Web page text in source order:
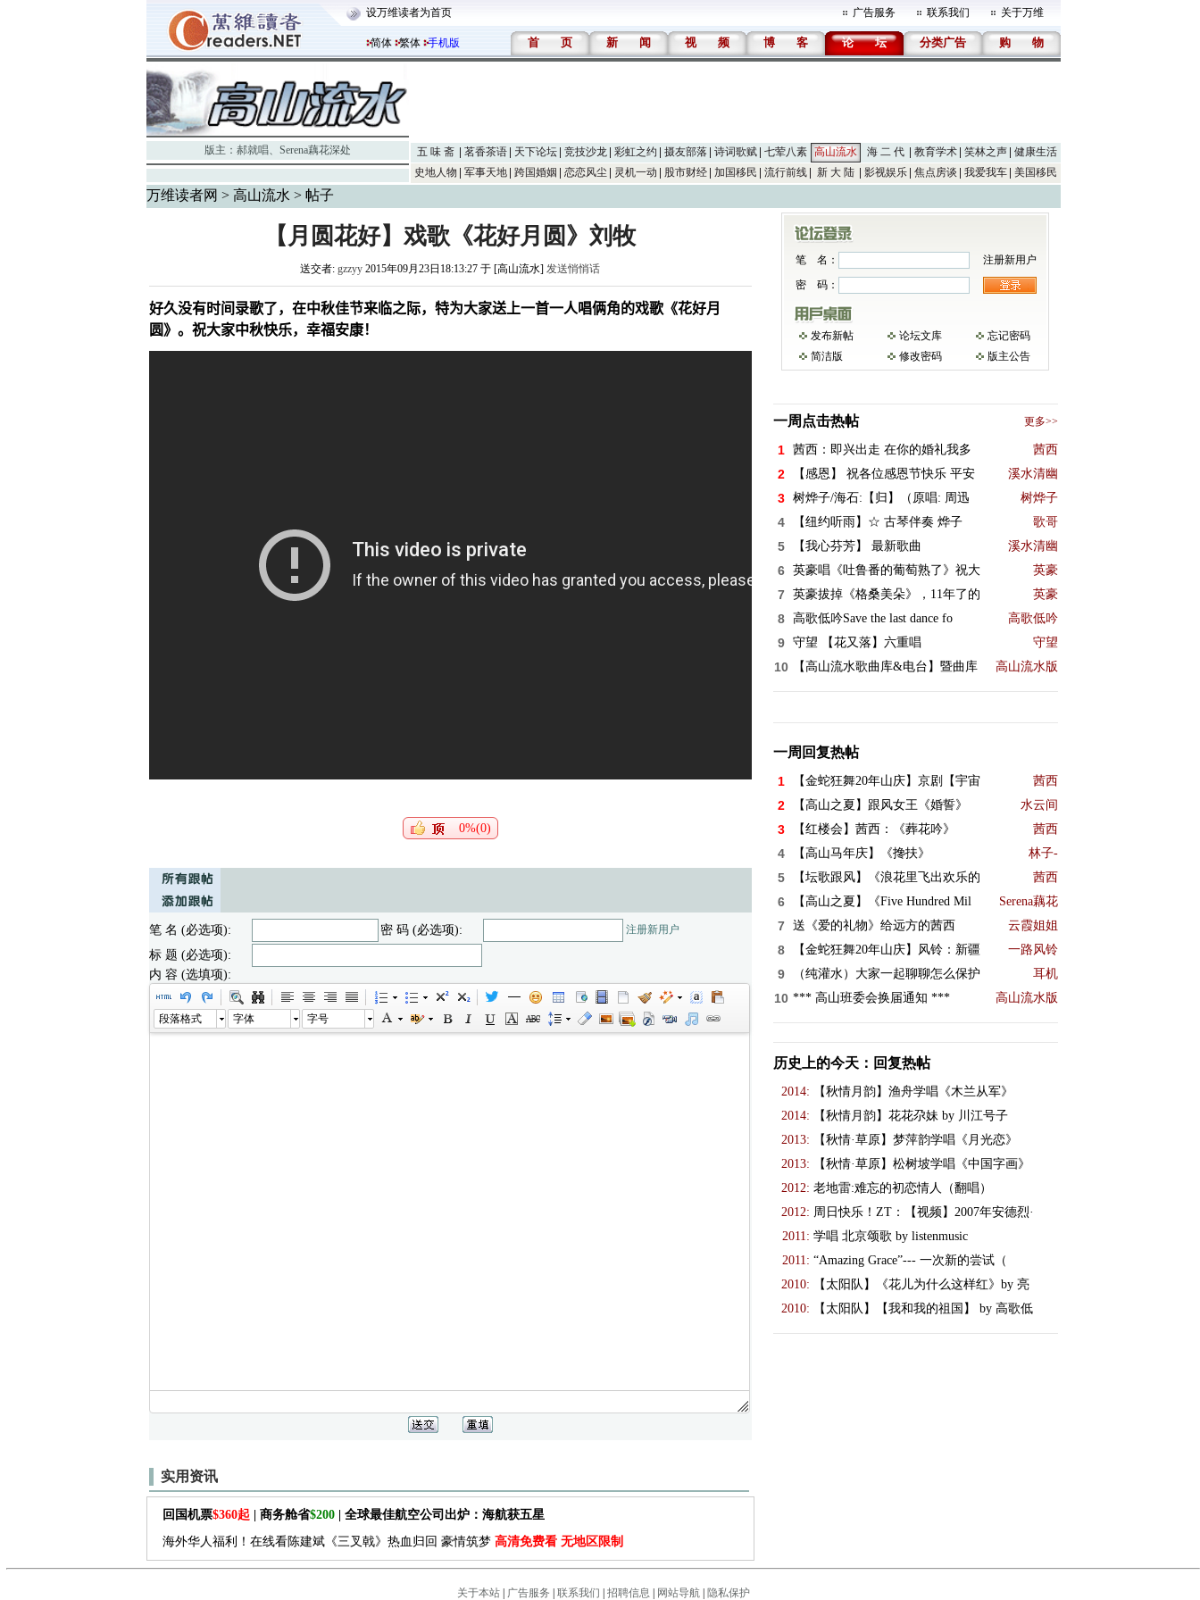
设万维读者为首页 广告服务 联系我们 关于万维
简体 繁体 手机版 首 页 新 闻 视 频 博 客 论 坛 分类广告 购 物
版主： 郝就唱、 Serena藕花深处 五 味 斋 茗香茶语 天下论坛 竞技沙龙 彩虹之约 摄友部落 诗词歌赋 七荤八素 高山流水 海 二 代 教育学术 笑林之声
健康生活
史地人物
军事天地 跨国婚姻 恋恋风尘 灵机一动 股市财经 加国移民 流行前线 新 大 陆 影视娱乐 焦点房谈 我爱我车 美国移民
万维读者网 > 高山流水 > 帖子
【月圆花好】戏歌《花好月圆》刘牧
送交者: gzzyy 2015年09月23日18:13:27 于 [高山流水] 发送悄悄话
好久没有时间录歌了， 在中秋佳节来临之际，特为大家送上一首一人唱俩角的戏歌《花好月
圆》。祝大家中秋快乐，幸福安康！
0%(0)
笔 名 (必选项): 密 码 (必选项): 注册新用户
标 题 (必选项):
内 容 (选填项):
段落格式 字体 字号
实用资讯
回国机票$360起 | 商务舱省$200| 全球最佳航空公司出炉：海航获五星
海外华人福利！在线看陈建斌《三叉戟》热血归回 豪情筑梦 高清免费看 无地区限制
笔 名：
注册新用户
密 码：
发布新帖 论坛文库
忘记密码
简洁版
修改密码 版主公告
一周点击热帖 更多>>
1 茜西：即兴出走 在你的婚礼我多 茜西
2 【感恩】 祝各位感恩节快乐 平安 溪水清幽
3 树烨子/海石:【归】（原唱: 周迅 树烨子
4 【纽约听雨】☆ 古琴伴奏 烨子 歌哥
5 【我心芬芳】 最新歌曲 溪水清幽
6 英豪唱《吐鲁番的葡萄熟了》祝大 英豪
7 英豪拔掉《格桑美朵》，11年了的 英豪
8 高歌低吟Save the last dance fo 高歌低吟
9 守望 【花又落】六重唱 守望
10 【高山流水歌曲库&电台】暨曲库 高山流水版
一周回复热帖
1 【金蛇狂舞20年山庆】京剧【宇宙 茜西
2 【高山之夏】跟风女王《婚誓》 水云间
3 【红楼会】茜西：《葬花吟》 茜西
4 【高山马年庆】《搀扶》 林子-
5 【坛歌跟风】《浪花里飞出欢乐的 茜西
6 【高山之夏】《Five Hundred Mil Serena藕花
7 送《爱的礼物》给远方的茜西 云霞姐姐
8 【金蛇狂舞20年山庆】风铃：新疆 一路风铃
9 （纯灌水）大家一起聊聊怎么保护 耳机
10 *** 高山班委会换届通知 *** 高山流水版
历史上的今天：回复热帖
2014:
【秋情月韵】渔舟学唱《木兰从军》
2014:
【秋情月韵】花花尕妹 by 川江号子
2013:
【秋情·草原】梦萍韵学唱《月光恋》
2013:
【秋情·草原】松树坡学唱《中国字画》
2012: 老地雷:难忘的初恋情人（翻唱）
2012: 周日快乐！ZT：【视频】2007年安德烈·
2011: 学唱 北京颂歌 by listenmusic
2011: “Amazing Grace”--- 一次新的尝试（
2010:
【太阳队】《花儿为什么这样红》by 亮
2010:
【太阳队】【我和我的祖国】 by 高歌低
关于本站| 广告服务 联系我们 招聘信息 网站导航| 隐私保护